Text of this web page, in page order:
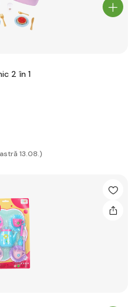
2 în 1
13.08.)